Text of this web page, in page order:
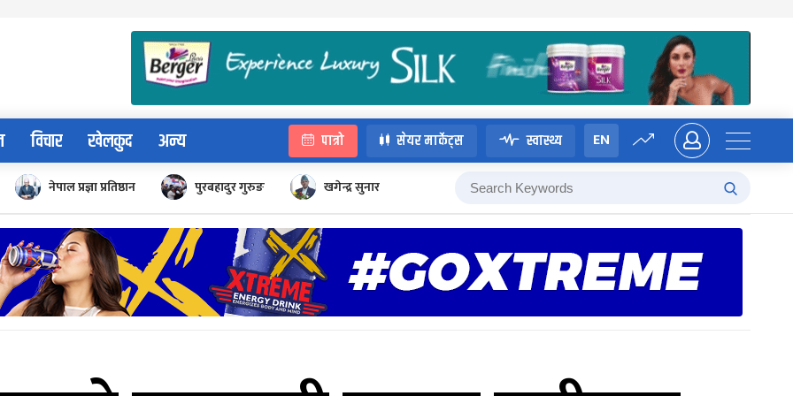
विचार खेलकुद अन्य पात्रो सेयर मार्केट्स स्वास्थ्य EN
नेपाल प्रज्ञा प्रतिष्ठान पुरबहादुर गुरुङ खगेन्द्र सुनार